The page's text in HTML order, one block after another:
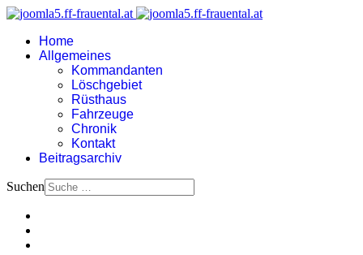
Home
Allgemeines
Kommandanten
Löschgebiet
Rüsthaus
Fahrzeuge
Chronik
Kontakt
Beitragsarchiv
Suchen